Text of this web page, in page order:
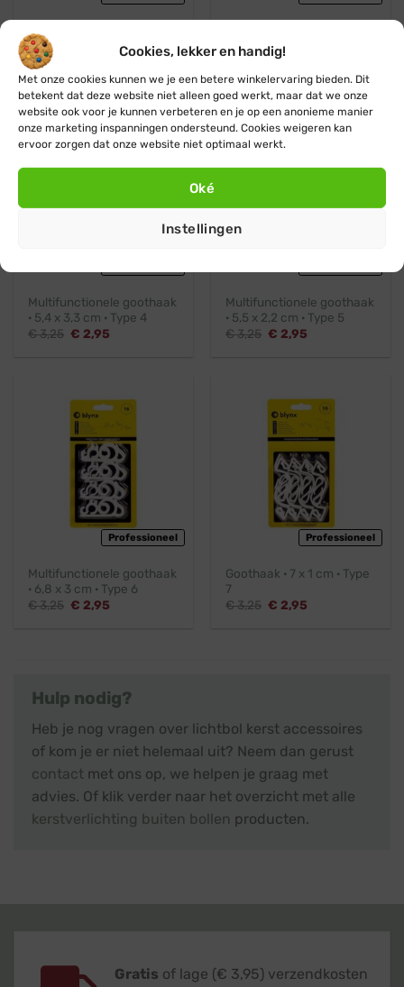
Cookies, lekker en handig!
Met onze cookies kunnen we je een betere winkelervaring bieden. Dit
betekent dat deze website niet alleen goed werkt, maar dat we onze
website ook voor je kunnen verbeteren en je op een anonieme manier
onze marketing inspanningen ondersteund. Cookies weigeren kan
ervoor zorgen dat onze website niet optimaal werkt.
Oké
Instellingen
Goothaak · 3,5 x 2,5 cm ·
Type 2
€3,25
prijs
was:
€ 3,25.
prijs
is:
€ 2,95.
Type 3
Oorspronkelijke
prijs
was:
€ 3,25.
€2,95
prijs
is:
€ 2,95.
Multifunctionele goothaak
· 5,4 x 3,3 cm · Type 4
€3,25 Oorspronkelijke
€ 2,95
Multifunctionele goothaak
· 5,5 x 2,2 cm · Type 5
€3,25 Oorspronkelijke
€ 2,95
Professioneel
Multifunctionele goothaak
· 6,8 x 3 cm · Type 6
€3,25 Oorspronkelijke
€ 2,95
Professioneel
Goothaak · 7 x 1 cm · Type
7
€3,25 Oorspronkelijke
€ 2,95
Hulp nodig?
Heb je nog vragen over lichtbol kerst accessoires
of kom je er niet helemaal uit? Neem dan gerust
contact met ons op, we helpen je graag met
advies. Of klik verder naar het overzicht met alle
kerstverlichting buiten bollen producten.
Gratis of lage (€ 3,95) verzendkosten